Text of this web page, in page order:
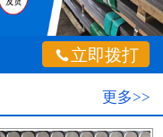
案例展示
车间展示
立即拨打
更多>>